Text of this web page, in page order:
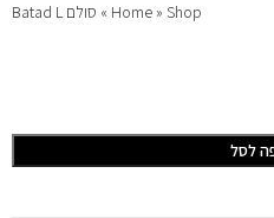
Home » Shop
» סולם Batad L
לסל